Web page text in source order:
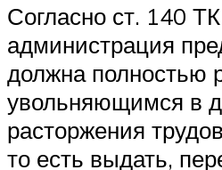
Согласно ст. 140
администрация
должна полностью
увольняющимся в
расторжения
то есть выдать,